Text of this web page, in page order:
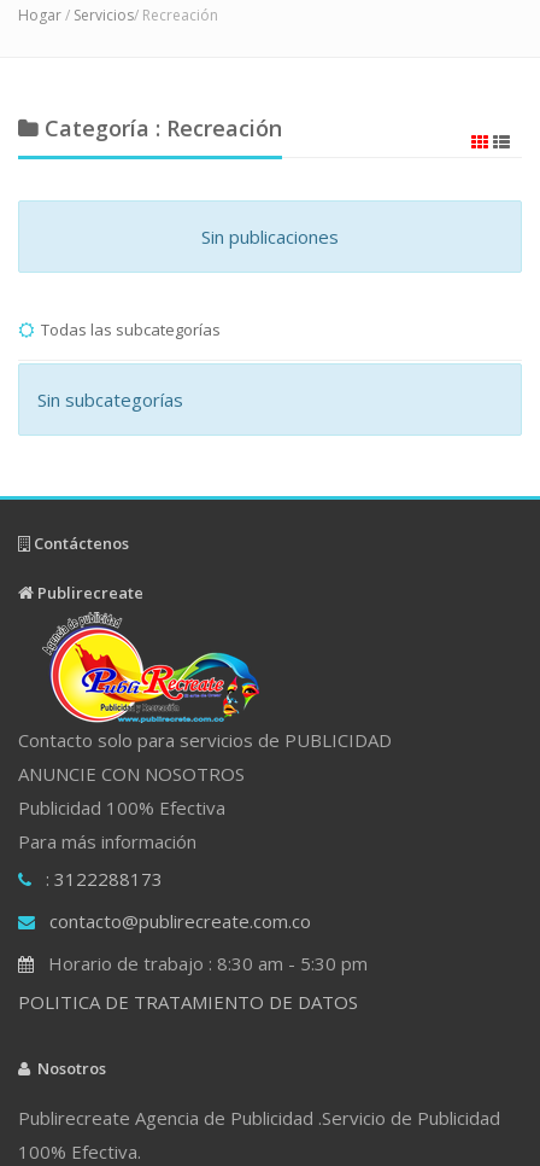
Hogar/ Servicios/ Recreación
Categoría : Recreación
Sin publicaciones
Todas las subcategorías
Sin subcategorías
Contáctenos
Publirecreate
Contacto solo para servicios de PUBLICIDAD
ANUNCIE CON NOSOTROS
Publicidad 100% Efectiva
Para más información
: 3122288173
contacto@publirecreate.com.co
Horario de trabajo : 8:30 am - 5:30 pm
POLITICA DE TRATAMIENTO DE DATOS
Nosotros
Publirecreate Agencia de Publicidad .Servicio de Publicidad
100% Efectiva.